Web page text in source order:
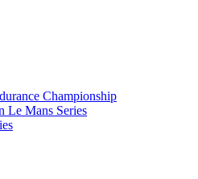
Championship
Le Mans Series